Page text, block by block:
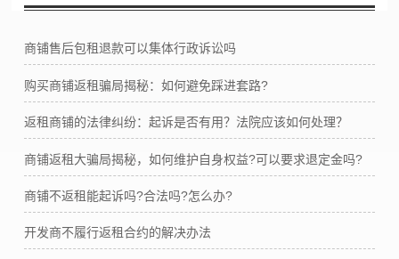
商铺售后包租退款可以集体行政诉讼吗
购买商铺返租骗局揭秘：如何避免踩进套路?
返租商铺的法律纠纷：起诉是否有用？法院应该如何处理？
商铺返租大骗局揭秘，如何维护自身权益?可以要求退定金吗?
商铺不返租能起诉吗?合法吗?怎么办?
开发商不履行返租合约的解决办法